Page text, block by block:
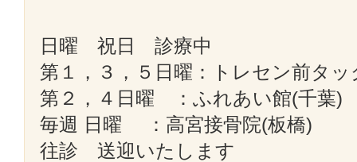
日曜 祝日 診療中
第１，３，５日曜：トレセン前タッ
第２，４日曜 ：ふれあい館(
毎週 日曜 ：高宮接骨院(板橋)
往診 送迎いたします